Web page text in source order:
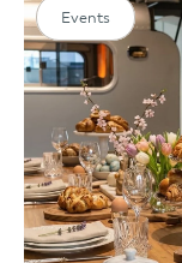
Events